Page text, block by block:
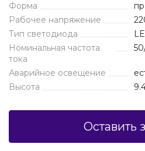
Форма
Рабочее напряжение
Тип светодиода
Номинальная частота
тока
Аварийное освещение
Высота
Оставить